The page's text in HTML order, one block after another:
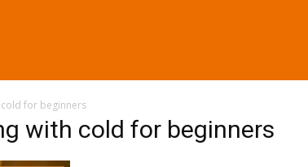
for beginners
with cold for beginners